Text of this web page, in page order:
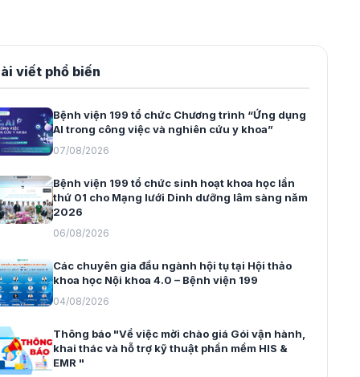
viết phổ biến
Bệnh viện 199 tổ chức Chương trình “Ứng dụng
AI trong công việc và nghiên cứu y khoa”
07/08/2026
Bệnh viện 199 tổ chức sinh hoạt khoa học lần
thứ 01 cho Mạng lưới Dinh dưỡng lâm sàng năm
2026
06/08/2026
Các chuyên gia đầu ngành hội tụ tại Hội thảo
khoa học Nội khoa 4.0 – Bệnh viện 199
04/08/2026
Thông báo "Về việc mời chào giá Gói vận hành,
khai thác và hỗ trợ kỹ thuật phần mềm HIS &
EMR "